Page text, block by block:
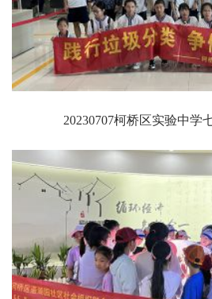
20230707柯桥区实验中学